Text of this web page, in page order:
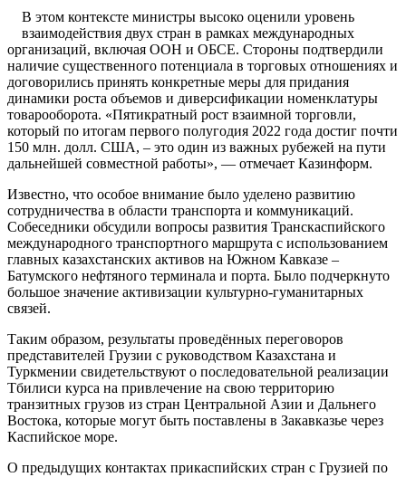
В этом контексте министры высоко оценили уровень
взаимодействия двух стран в рамках международных
организаций, включая ООН и ОБСЕ. Стороны подтвердили
наличие существенного потенциала в торговых отношениях и
договорились принять конкретные меры для придания
динамики роста объемов и диверсификации номенклатуры
товарооборота. «Пятикратный рост взаимной торговли,
который по итогам первого полугодия 2022 года достиг почти
150 млн. долл. США, – это один из важных рубежей на пути
дальнейшей совместной работы», — отмечает Казинформ.
Известно, что особое внимание было уделено развитию
сотрудничества в области транспорта и коммуникаций.
Собеседники обсудили вопросы развития Транскаспийского
международного транспортного маршрута с использованием
главных казахстанских активов на Южном Кавказе –
Батумского нефтяного терминала и порта. Было подчеркнуто
большое значение активизации культурно-гуманитарных
связей.
Таким образом, результаты проведённых переговоров
представителей Грузии с руководством Казахстана и
Туркмении свидетельствуют о последовательной реализации
Тбилиси курса на привлечение на свою территорию
транзитных грузов из стран Центральной Азии и Дальнего
Востока, которые могут быть поставлены в Закавказье через
Каспийское море.
О предыдущих контактах прикаспийских стран с Грузией по